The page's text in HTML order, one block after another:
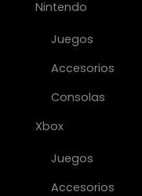
Nintendo
Juegos
Accesorios
Consolas
Xbox
Juegos
Accesorios